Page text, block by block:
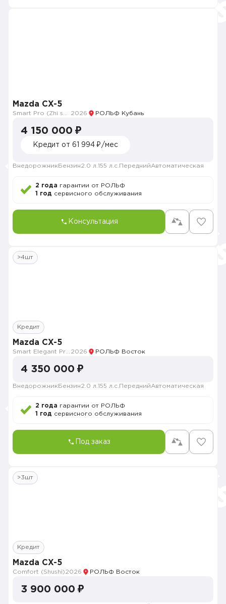
Mazda CX-5
2026 РОЛЬФ Кубань
4 150 000 ₽
Кредит от 61 994 ₽/мес
Внедорожник Бензин2.0 л. 155 л.с. ПереднийАвтоматическая
2 года гарантии от РОЛЬФ
1 год сервисного обслуживания
Консультация
>4шт
Кредит
Mazda CX-5
2026 РОЛЬФ Восток
4 350 000 ₽
Внедорожник Бензин2.0 л. 155 л.с. ПереднийАвтоматическая
2 года гарантии от РОЛЬФ
1 год сервисного обслуживания
Под заказ
>3шт
Кредит
Mazda CX-5
Comfort (Shushi)2026 РОЛЬФ Восток
3 900 000 ₽